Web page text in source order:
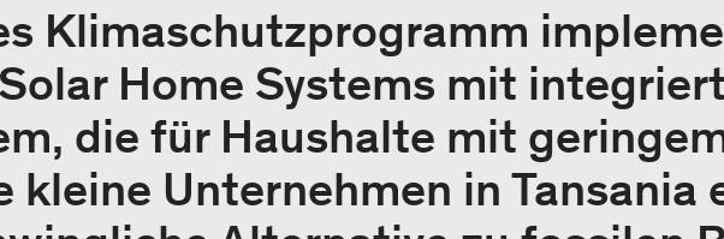
Klimaschutzprogramm
Home Systems mit
die für Haushalte mit
kleine Unternehmen in Tansania